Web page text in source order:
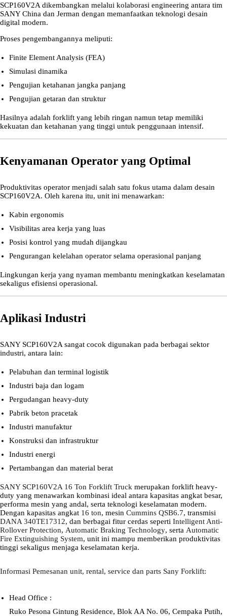
SCP160V2A dikembangkan melalui kolaborasi engineering antara tim
SANY China dan Jerman dengan memanfaatkan teknologi desain
digital modern.
Proses pengembangannya meliputi:
Finite Element Analysis (FEA)
Simulasi dinamika
Pengujian ketahanan jangka panjang
Pengujian getaran dan struktur
Hasilnya adalah forklift yang lebih ringan namun tetap memiliki
kekuatan dan ketahanan yang tinggi untuk penggunaan intensif.
Kenyamanan Operator yang Optimal
Produktivitas operator menjadi salah satu fokus utama dalam desain
SCP160V2A. Oleh karena itu, unit ini menawarkan:
Kabin ergonomis
Visibilitas area kerja yang luas
Posisi kontrol yang mudah dijangkau
Pengurangan kelelahan operator selama operasional panjang
Lingkungan kerja yang nyaman membantu meningkatkan keselamatan
sekaligus efisiensi operasional.
Aplikasi Industri
SANY SCP160V2A sangat cocok digunakan pada berbagai sektor
industri, antara lain:
Pelabuhan dan terminal logistik
Industri baja dan logam
Pergudangan heavy-duty
Pabrik beton pracetak
Industri manufaktur
Konstruksi dan infrastruktur
Industri energi
Pertambangan dan material berat
SANY SCP160V2A 16 Ton Forklift Truck merupakan forklift heavy-
duty yang menawarkan kombinasi ideal antara kapasitas angkat besar,
performa mesin yang andal, serta teknologi keselamatan modern.
Dengan kapasitas angkat 16 ton, mesin Cummins QSB6.7, transmisi
DANA 340TE17312, dan berbagai fitur cerdas seperti Intelligent Anti-
Rollover Protection, Automatic Braking Technology, serta Automatic
Fire Extinguishing System, unit ini mampu memberikan produktivitas
tinggi sekaligus menjaga keselamatan kerja.
Informasi Pemesanan unit, rental, service dan parts Sany Forklift:
Head Office :
Ruko Pesona Gintung Residence, Blok AA No. 06, Cempaka Putih,